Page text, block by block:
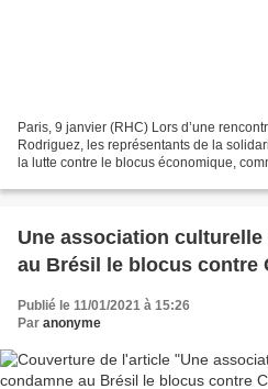
Paris, 9 janvier (RHC) Lors d’une
Rodriguez, les représentants de la
la lutte contre le blocus économique,
Une association culturelle
au Brésil le blocus contre
Publié le 11/01/2021 à 15:26
Par anonyme